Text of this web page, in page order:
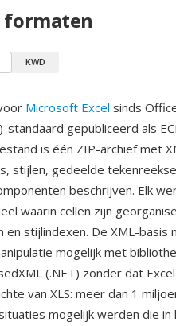
formaten
KWD
Microsoft Excel sinds
gepubliceerd als
is één ZIP-archief met
stijlen, gedeelde
beschrijven. Elk
waarin cellen zijn
stijlindexen. De XML-basis
mogelijk met
(.NET) zonder dat
van XLS: meer dan 1
mogelijk werden die in